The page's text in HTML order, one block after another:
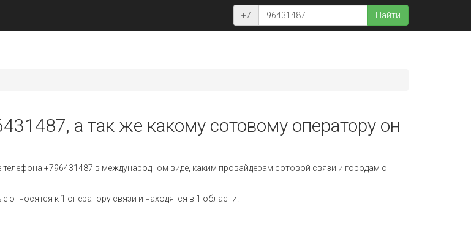
+7 Найти
а так же какому сотовому оператору он
+796431487 в международном виде, каким провайдерам сотовой связи и городам он
к 1 оператору связи и находятся в 1 области.